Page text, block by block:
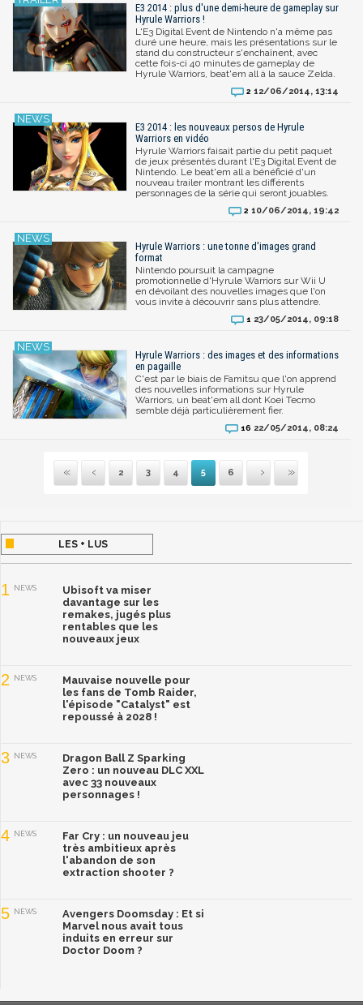
E3 2014 : plus d'une demi-heure de gameplay sur
Hyrule Warriors !
L'E3 Digital Event de Nintendo n'a même pas
duré une heure, mais les présentations sur le
stand du constructeur s'enchaînent, avec
cette fois-ci 40 minutes de gameplay de
Hyrule Warriors, beat'em all à la sauce Zelda.
2 12/06/2014, 13:14
E3 2014 : les nouveaux persos de Hyrule
Warriors en vidéo
Hyrule Warriors faisait partie du petit paquet
de jeux présentés durant l'E3 Digital Event de
Nintendo. Le beat'em all a bénéficié d'un
nouveau trailer montrant les différents
personnages de la série qui seront jouables.
2 10/06/2014, 19:42
Hyrule Warriors : une tonne d'images grand
format
Nintendo poursuit la campagne
promotionnelle d'Hyrule Warriors sur Wii U
en dévoilant des nouvelles images que l'on
vous invite à découvrir sans plus attendre.
1 23/05/2014, 09:18
Hyrule Warriors : des images et des informations
en pagaille
C'est par le biais de Famitsu que l'on apprend
des nouvelles informations sur Hyrule
Warriors, un beat'em all dont Koei Tecmo
semble déjà particulièrement fier.
16 22/05/2014, 08:24
Première
Précédente
2 3 4 5 6
Suivante
Dernière
LES + LUS
1 NEWS
Ubisoft va miser
davantage sur les
remakes, jugés plus
rentables que les
nouveaux jeux
2 NEWS
Mauvaise nouvelle pour
les fans de Tomb Raider,
l'épisode "Catalyst" est
repoussé à 2028 !
3 NEWS
Dragon Ball Z Sparking
Zero : un nouveau DLC XXL
avec 33 nouveaux
personnages !
4 NEWS
Far Cry : un nouveau jeu
très ambitieux après
l'abandon de son
extraction shooter ?
5 NEWS
Avengers Doomsday : Et si
Marvel nous avait tous
induits en erreur sur
Doctor Doom ?